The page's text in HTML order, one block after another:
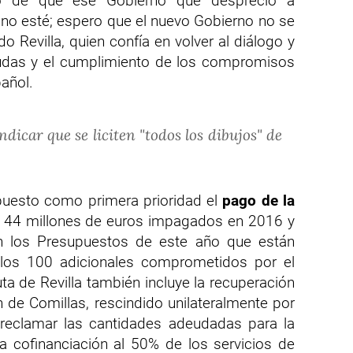
esté; espero que el nuevo Gobierno no se
Revilla, quien confía en volver al diálogo y
y el cumplimiento de los compromisos
que se liciten "todos los dibujos" de
como primera prioridad el pago de la
44 millones de euros impagados en 2016 y
Presupuestos de este año que están
100 adicionales comprometidos por el
de Revilla también incluye la recuperación
Comillas, rescindido unilateralmente por
las cantidades adeudadas para la
cofinanciación al 50% de los servicios de